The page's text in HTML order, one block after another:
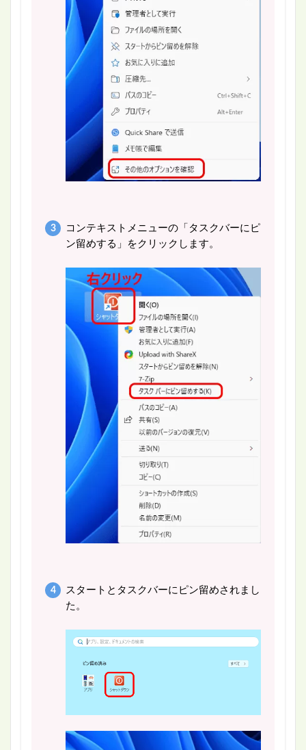
コンテキストメニューの「タスクバーにピ
ン留めする」をクリックします。
スタートとタスクバーにピン留めされまし
た。